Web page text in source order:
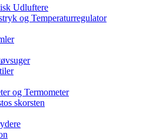
Udluftere
og Temperaturregulator
og Termometer
skorsten